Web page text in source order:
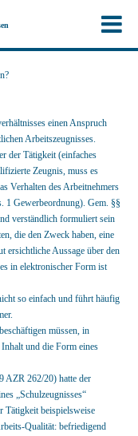
einen Anspruch
Arbeitszeugnisses.
der Tätigkeit (einfaches
Zeugnis, muss es
Verhalten des Arbeitnehmers
1 Gewerbeordnung). Gem. §§
verständlich formuliert sein
die den Zweck haben, eine
ersichtliche Aussage über den
in elektronischer Form ist
so einfach und führt häufig
müssen, in
und die Form eines
AZR 262/20) hatte der
„Schulzeugnisses“
Tätigkeit beispielsweise
Qualität: befriedigend